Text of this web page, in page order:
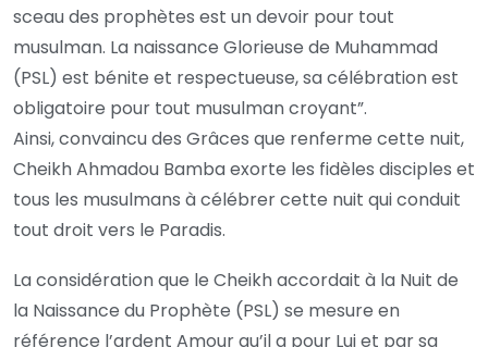
sceau des prophètes est un devoir pour tout
musulman. La naissance Glorieuse de Muhammad
(PSL) est bénite et respectueuse, sa célébration est
obligatoire pour tout musulman croyant”.
Ainsi, convaincu des Grâces que renferme cette nuit,
Cheikh Ahmadou Bamba exorte les fidèles disciples et
tous les musulmans à célébrer cette nuit qui conduit
tout droit vers le Paradis.
La considération que le Cheikh accordait à la Nuit de
la Naissance du Prophète (PSL) se mesure en
référence l’ardent Amour qu’il a pour Lui et par sa